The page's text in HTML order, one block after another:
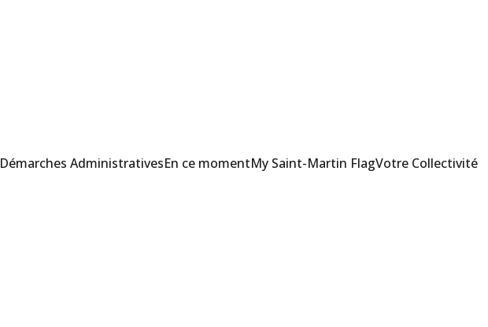
Démarches AdministrativesEn ce momentMy Saint-Martin FlagVotre Collectivité